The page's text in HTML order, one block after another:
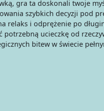
gra ta doskonali twoje
szybkich decyzji pod
relaks i odprężenie po
potrzebną ucieczkę od
bitew w świecie